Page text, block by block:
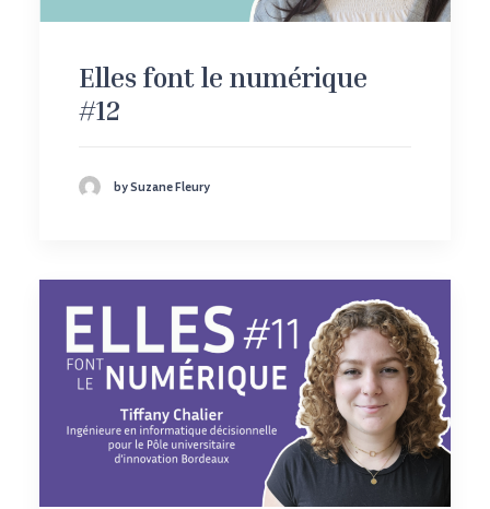
Elles font le numérique
#12
by Suzane Fleury